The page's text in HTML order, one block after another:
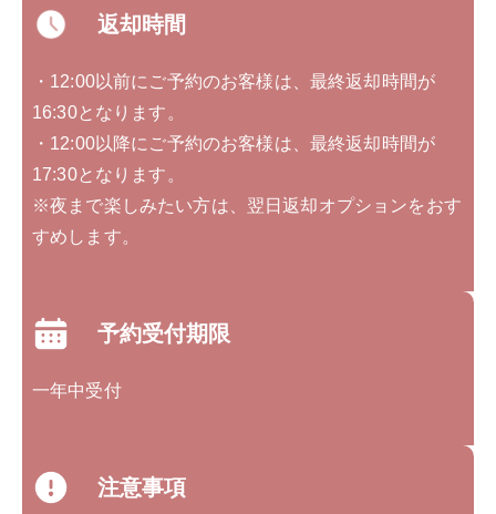
返却時間
・12:00以前にご予約のお客様は、最終返却時間が
16:30となります。
・12:00以降にご予約のお客様は、最終返却時間が
17:30となります。
※夜まで楽しみたい方は、翌日返却オプションをおす
すめします。
予約受付期限
一年中受付
注意事項